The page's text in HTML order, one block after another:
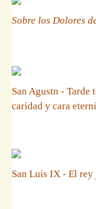
Sobre los Dolores
San Agustn - Tarde
caridad y cara
San Luis IX - El rey